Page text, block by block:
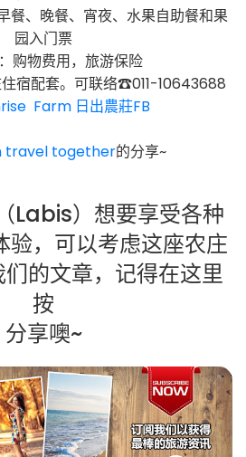
餐、晚餐、宵夜、水果自助餐和果
园入门票
购物费用，旅游保险
宿配套。可联络☎011-10643688
Farm 日出農莊FB
travel together的分享~
Labis）想要享受各种
验，可以考虑这座农庄
的文章，记得在这里
按
分享噢~